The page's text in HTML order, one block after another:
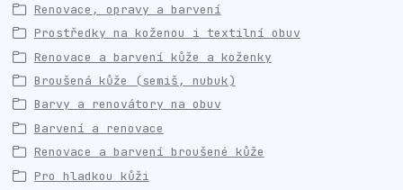
Renovace, opravy a barvení
Prostředky na koženou i textilní obuv
Renovace a barvení kůže a koženky
Broušená kůže (semiš, nubuk)
Barvy a renovátory na obuv
Barvení a renovace
Renovace a barvení broušené kůže
Pro hladkou kůži